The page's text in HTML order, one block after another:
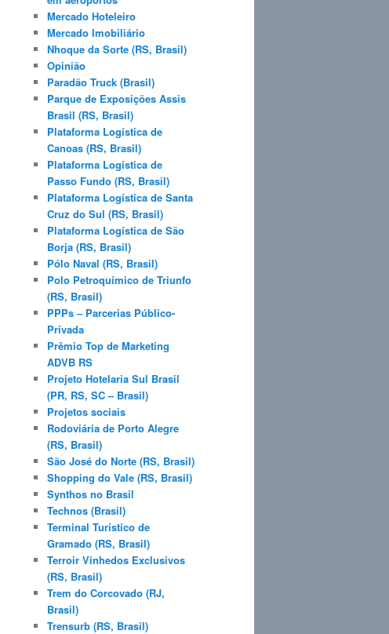
Mercado Hoteleiro
Mercado Imobiliário
Nhoque da Sorte (RS, Brasil)
Opinião
Paradão Truck (Brasil)
Parque de Exposições Assis
Brasil (RS, Brasil)
Plataforma Logística de
Canoas (RS, Brasil)
Plataforma Logística de
Passo Fundo (RS, Brasil)
Plataforma Logística de Santa
Cruz do Sul (RS, Brasil)
Plataforma Logística de São
Borja (RS, Brasil)
Pólo Naval (RS, Brasil)
Polo Petroquímico de Triunfo
(RS, Brasil)
PPPs – Parcerias Público-
Privada
Prêmio Top de Marketing
ADVB RS
Projeto Hotelaria Sul Brasil
(PR, RS, SC – Brasil)
Projetos sociais
Rodoviária de Porto Alegre
(RS, Brasil)
São José do Norte (RS, Brasil)
Shopping do Vale (RS, Brasil)
Synthos no Brasil
Technos (Brasil)
Terminal Turístico de
Gramado (RS, Brasil)
Terroir Vinhedos Exclusivos
(RS, Brasil)
Trem do Corcovado (RJ,
Brasil)
Trensurb (RS, Brasil)